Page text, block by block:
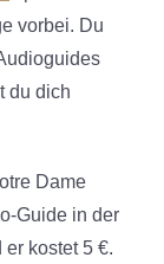
vorbei. Du
du dich
Dame
Guide in der
kostet 5 €.